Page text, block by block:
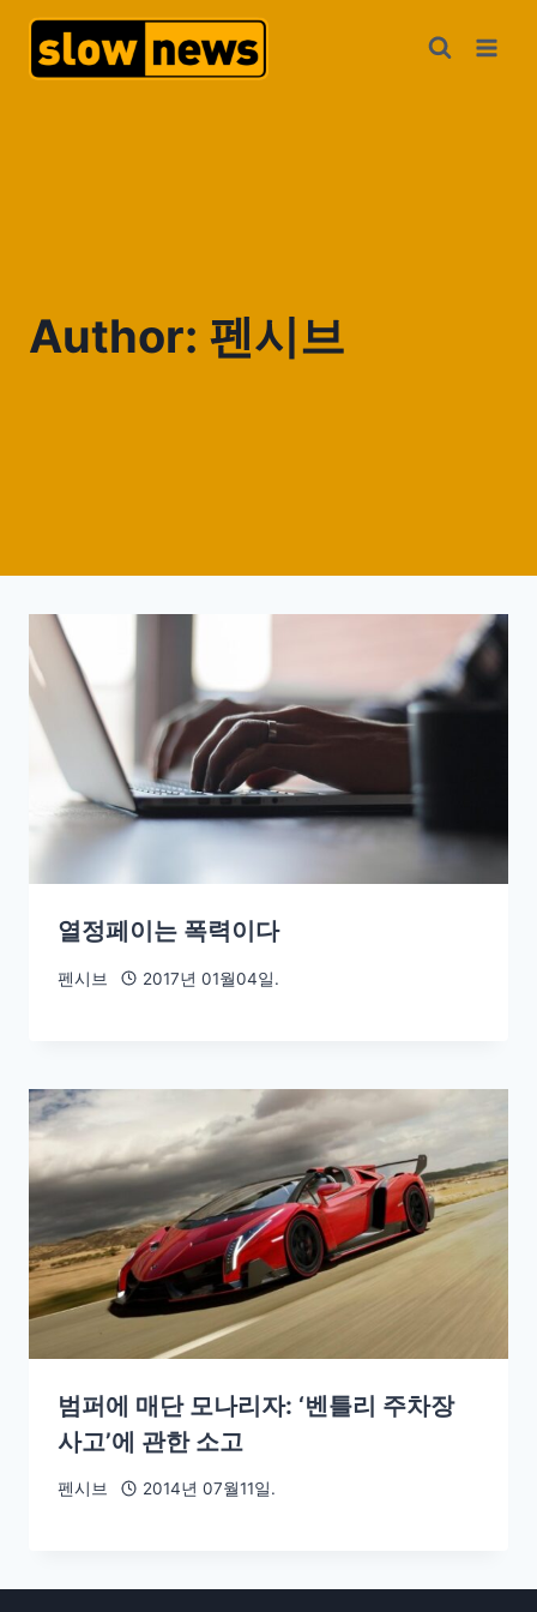
Author: 펜시브
열정페이는 폭력이다
펜시브 2017년 01월04일.
범퍼에 매단 모나리자: ‘벤틀리 주차장
사고’에 관한 소고
펜시브 2014년 07월11일.